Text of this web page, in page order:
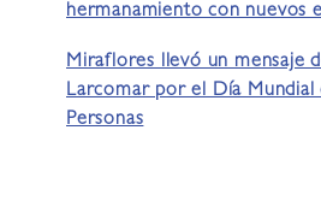
hermanamiento con nuevos
Miraflores llevó un mensaje
Larcomar por el Día Mundial
Personas